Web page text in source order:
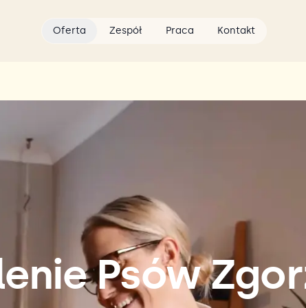
Oferta Zespół Praca Kontakt
Psów